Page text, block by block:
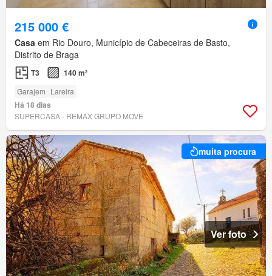
215 000 €
Casa em Rio Douro, Município de Cabeceiras de Basto,
Distrito de Braga
T3 140 m²
Garajem Lareira
Há 18 dias
SUPERCASA - REMAX GRUPO MOVE
muita procura
Ver foto